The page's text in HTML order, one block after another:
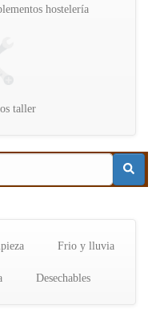
hostelería
taller
Frio y lluvia
Desechables